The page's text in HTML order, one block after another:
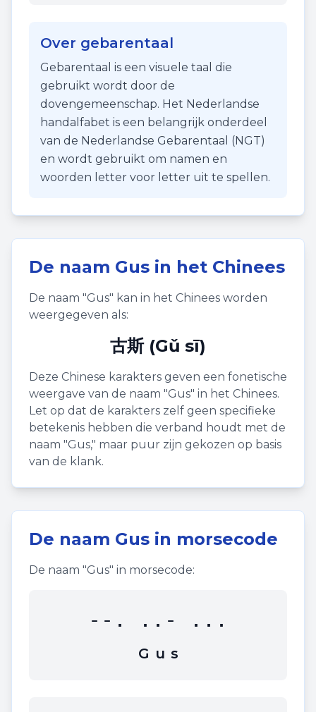
Over gebarentaal
Gebarentaal is een visuele taal die
gebruikt wordt door de
dovengemeenschap. Het Nederlandse
handalfabet is een belangrijk onderdeel
van de Nederlandse Gebarentaal (NGT)
en wordt gebruikt om namen en
woorden letter voor letter uit te spellen.
De naam Gus in het Chinees
De naam "Gus" kan in het Chinees worden
weergegeven als:
古斯 (Gǔ sī)
Deze Chinese karakters geven een fonetische
weergave van de naam "Gus" in het Chinees.
Let op dat de karakters zelf geen specifieke
betekenis hebben die verband houdt met de
naam "Gus," maar puur zijn gekozen op basis
van de klank.
De naam Gus in morsecode
De naam "Gus" in morsecode:
--. ..- ...
G u s